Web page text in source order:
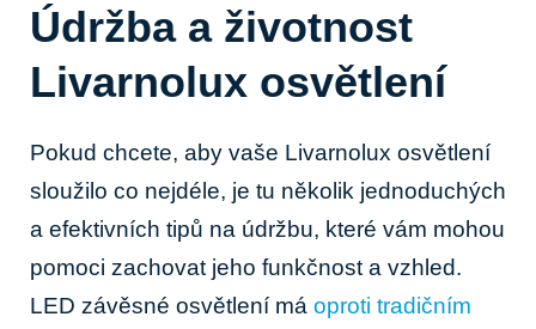
Údržba a⁤ životnost
Livarnolux osvětlení
Pokud chcete, aby vaše Livarnolux osvětlení
sloužilo co nejdéle, ⁤je tu ⁢několik jednoduchých
a efektivních⁣ tipů⁢ na údržbu, ‍které vám mohou
pomoci zachovat ⁣jeho funkčnost a vzhled.
‍LED závěsné ⁤osvětlení má ​ oproti tradičním